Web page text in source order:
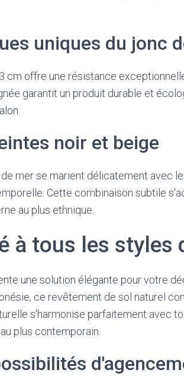
uniques du jonc
cm offre une résistance
garantit un produit durable et
noir et beige
mer se marient délicatement avec
Cette combinaison subtile
au plus ethnique.
à tous les styles
une solution élégante pour votre
ce revêtement de sol naturel
s'harmonise parfaitement avec
plus contemporain.